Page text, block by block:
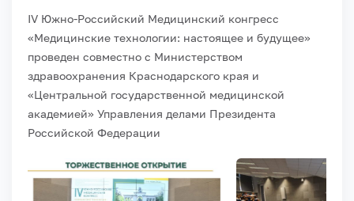
IV Южно-Российский Медицинский конгресс
«Медицинские технологии: настоящее и будущее»
проведен совместно с Министерством
здравоохранения Краснодарского края и
«Центральной государственной медицинской
академией» Управления делами Президента
Российской Федерации